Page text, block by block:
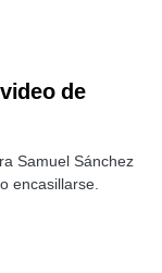
de
Samuel Sánchez
encasillarse.